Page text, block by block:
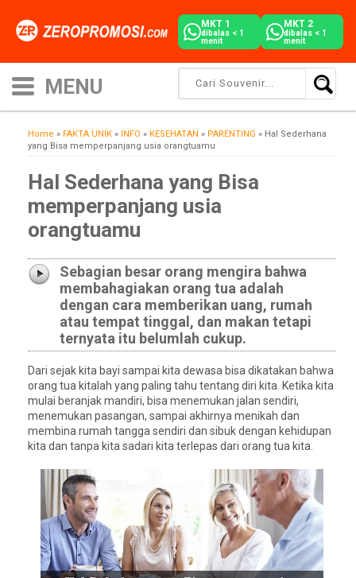
MKT 1
dibalas < 1
menit
MKT 2
dibalas < 1
menit
Home » FAKTA UNIK » INFO » KESEHATAN » PARENTING » Hal Sederhana
yang Bisa memperpanjang usia orangtuamu
Hal Sederhana yang Bisa
memperpanjang usia
orangtuamu
Sebagian besar orang mengira bahwa
membahagiakan orang tua adalah
dengan cara memberikan uang, rumah
atau tempat tinggal, dan makan tetapi
ternyata itu belumlah cukup.
Dari sejak kita bayi sampai kita dewasa bisa dikatakan bahwa
orang tua kitalah yang paling tahu tentang diri kita. Ketika kita
mulai beranjak mandiri, bisa menemukan jalan sendiri,
menemukan pasangan, sampai akhirnya menikah dan
membina rumah tangga sendiri dan sibuk dengan kehidupan
kita dan tanpa kita sadari kita terlepas dari orang tua kita.